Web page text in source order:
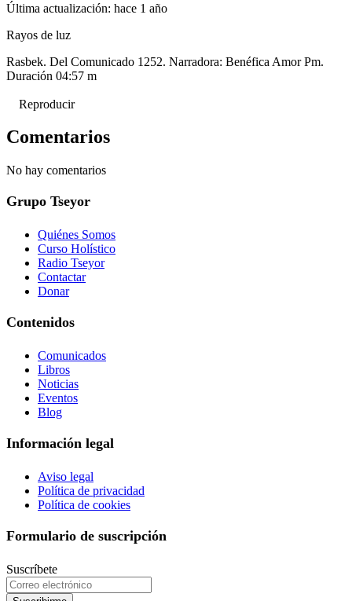
Última actualización: hace 1 año
Rayos de luz
Rasbek. Del Comunicado 1252. Narradora: Benéfica Amor Pm.
Duración 04:57 m
Reproducir
Comentarios
No hay comentarios
Grupo Tseyor
Quiénes Somos
Curso Holístico
Radio Tseyor
Contactar
Donar
Contenidos
Comunicados
Libros
Noticias
Eventos
Blog
Información legal
Aviso legal
Política de privacidad
Política de cookies
Formulario de suscripción
Suscríbete